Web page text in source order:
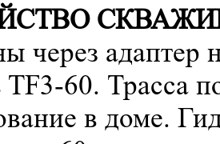
через адаптер
60. Трасса
в доме.